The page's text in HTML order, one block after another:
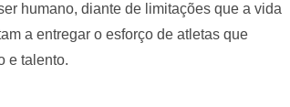
humano, diante de limitações que a vida
a entregar o esforço de atletas que
e talento.